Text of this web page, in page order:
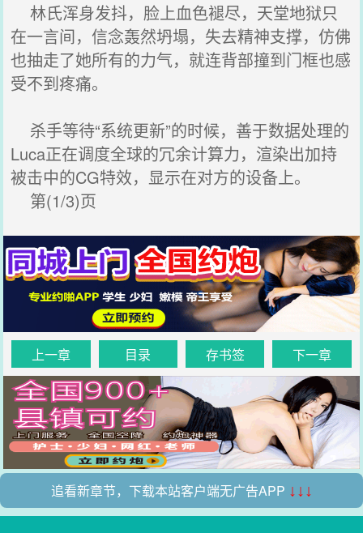
林氏浑身发抖，脸上血色褪尽，天堂地狱只
在一言间，信念轰然坍塌，失去精神支撑，仿佛
也抽走了她所有的力气，就连背部撞到门框也感
受不到疼痛。
杀手等待“系统更新”的时候，善于数据处理的
Luca正在调度全球的冗余计算力，渲染出加持
被击中的CG特效，显示在对方的设备上。
第(1/3)页
上一章 目录 存书签 下一章
追看新章节，下载本站客户端无广告APP ↓↓↓